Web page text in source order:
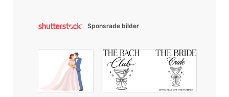
Sponsrade bilder